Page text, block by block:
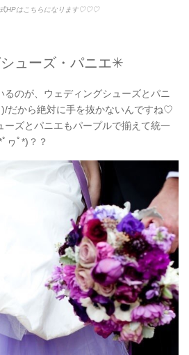
式HPはこちらになります♡♡♡
ューズ・パニエ✳︎
のが、ウェディングシューズとパニ
)/だから絶対に手を抜かないんですね♡
ズとパニエもパープルで揃えて統一
ヮﾟ*)？？